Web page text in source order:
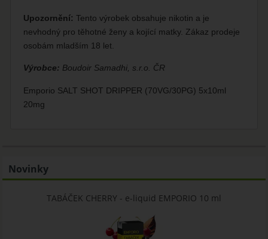
Upozornění: Tento výrobek obsahuje nikotin a je
nevhodný pro těhotné ženy a kojící matky. Zákaz prodeje
osobám mladším 18 let.
Výrobce: Boudoir Samadhi, s.r.o. ČR
Emporio SALT SHOT DRIPPER (70VG/30PG) 5x10ml
20mg
Novinky
TABÁČEK CHERRY - e-liquid EMPORIO 10 ml